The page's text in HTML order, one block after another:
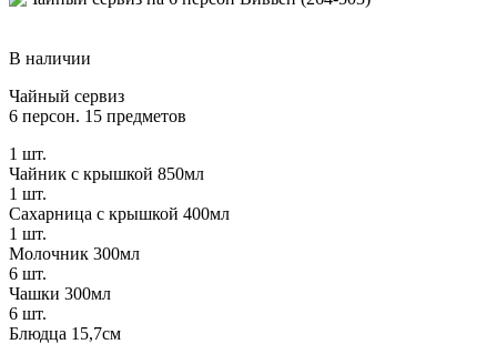
В наличии
Чайный сервиз
6 персон. 15 предметов
1 шт.
Чайник с крышкой 850мл
1 шт.
Сахарница с крышкой 400мл
1 шт.
Молочник 300мл
6 шт.
Чашки 300мл
6 шт.
Блюдца 15,7см